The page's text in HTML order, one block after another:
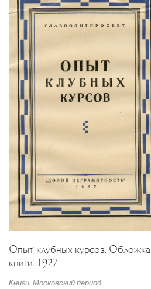
Опыт клубных курсов. Обложка
книги. 1927
Книги. Московский период